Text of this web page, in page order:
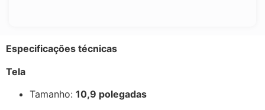
Especificações técnicas
Tela
Tamanho: 10,9 polegadas